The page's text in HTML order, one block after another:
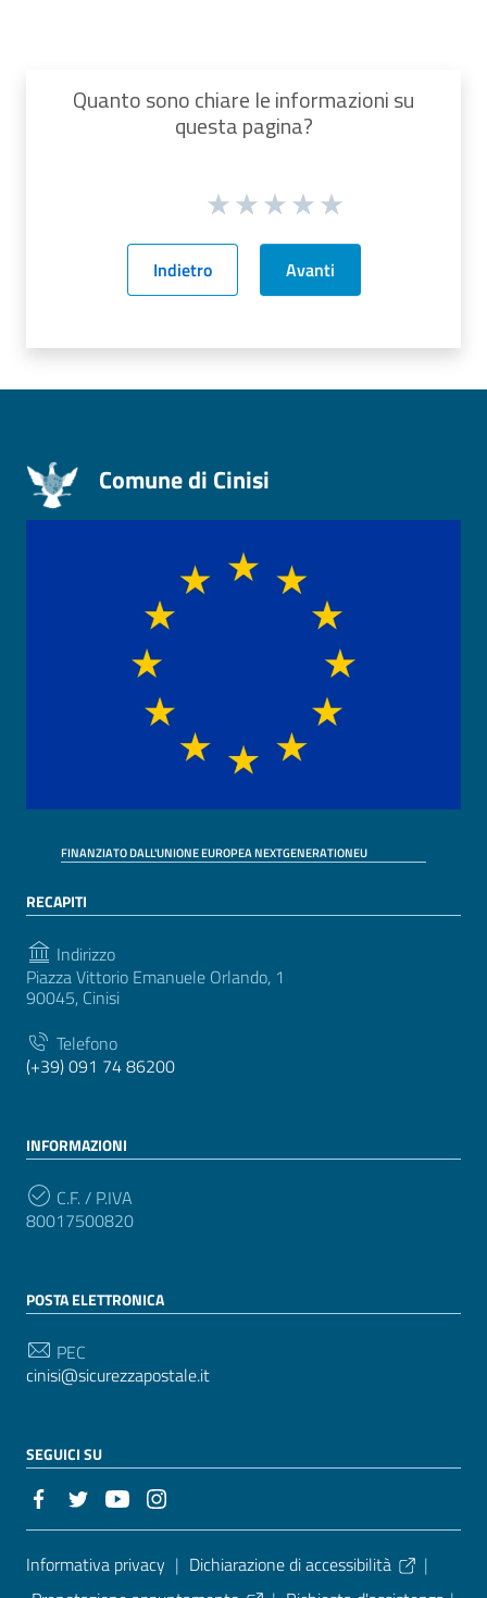
Quanto sono chiare le informazioni su
questa pagina?
Indietro Avanti
Comune di Cinisi
FINANZIATO DALL'UNIONE EUROPEA NEXTGENERATIONEU
RECAPITI
Indirizzo
Piazza Vittorio Emanuele Orlando, 1
90045, Cinisi
Telefono
(+39) 091 74 86200
INFORMAZIONI
C.F. / P.IVA
80017500820
POSTA ELETTRONICA
PEC
cinisi@sicurezzapostale.it
SEGUICI SU
Sezione Link Utili
Informativa privacy | Dichiarazione di accessibilità
|